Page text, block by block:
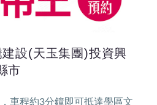
建設(天玉集團)投資興
市
車程約3分鐘即可抵達學區文